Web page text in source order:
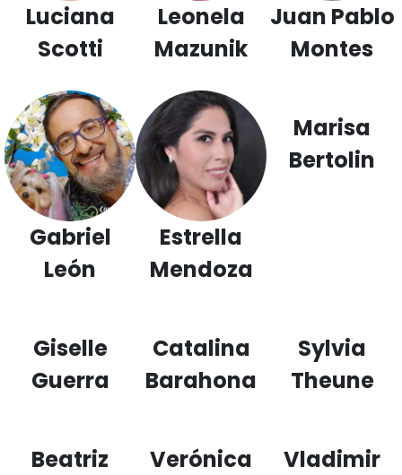
Luciana
Scotti
Leonela
Mazunik
Juan Pablo
Montes
Gabriel
León
Estrella
Mendoza
Marisa
Bertolin
Giselle
Guerra
Catalina
Barahona
Sylvia
Theune
Beatriz
Verónica
Vladimir